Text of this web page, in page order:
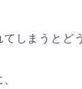
しまうとど